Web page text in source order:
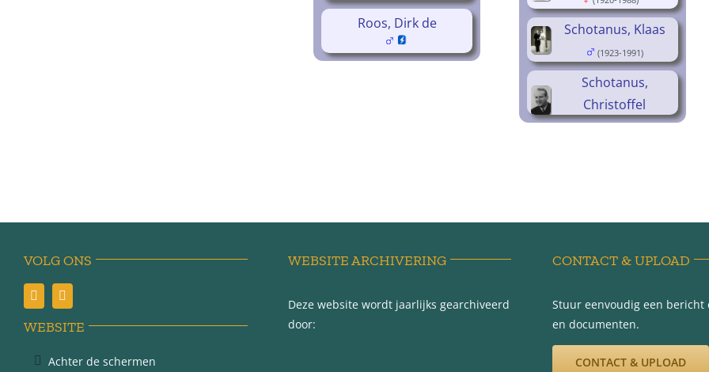
Schotanus, Klaas
(1923-1991)
Schotanus,
Christoffel
(1930-1992)
Roos, Dirk de
VOLG ONS
WEBSITE
Achter de schermen
WEBSITE ARCHIVERING
Deze website wordt jaarlijks gearchiveerd
door:
CONTACT & UPLOAD
Stuur eenvoudig een bericht
en documenten.
CONTACT & UPLOAD